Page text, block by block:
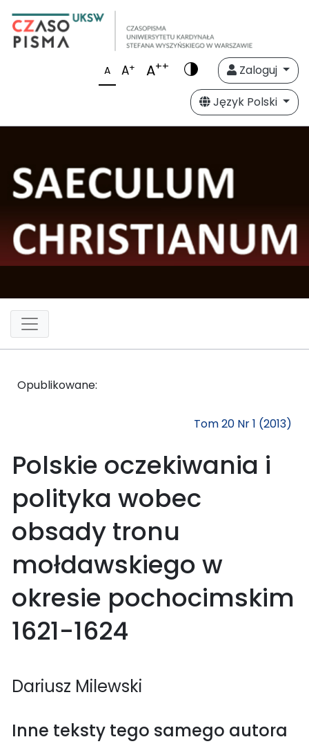
A A+ A++
Zaloguj
Język Polski
Opublikowane:
Tom 20 Nr 1 (2013)
Polskie oczekiwania i
polityka wobec
obsady tronu
mołdawskiego w
okresie pochocimskim
1621-1624
Dariusz Milewski
Inne teksty tego samego autora